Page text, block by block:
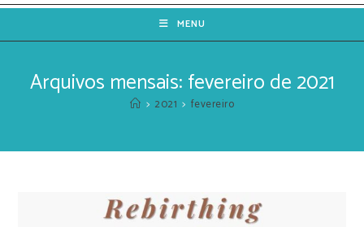
MENU
Arquivos mensais: fevereiro de 2021
> 2021 > fevereiro